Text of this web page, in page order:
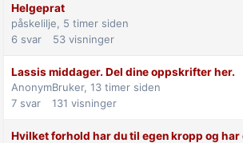
Helgeprat
påskelilje, 5 timer siden
6 svar 53 visninger
Lassis middager. Del dine oppskrifter her.
AnonymBruker, 13 timer siden
7 svar 131 visninger
Hvilket forhold har du til egen kropp og har